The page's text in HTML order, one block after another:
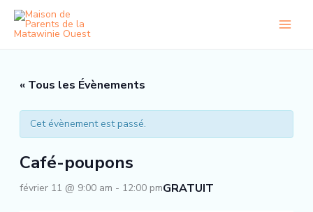
Aller
contenu
« Tous les Évènements
Cet évènement est passé.
Café-poupons
février 11 @ 9:00 am - 12:00 pmGRATUIT